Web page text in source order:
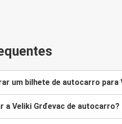
um bilhete de autocarro para
a Veliki Grđevac de autocarro?